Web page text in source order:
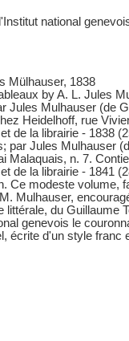
national
Mülhauser, 1838
by A. L. Jules
Jules Mulhauser (de
Heidelhoff, rue
de la librairie - 1838
par Jules Mulhauser
Malaquais, n. 7.
de la librairie - 1841
Ce modeste volume,
Mulhauser,
du Guillaume
genevois le
écrite d'un style franc